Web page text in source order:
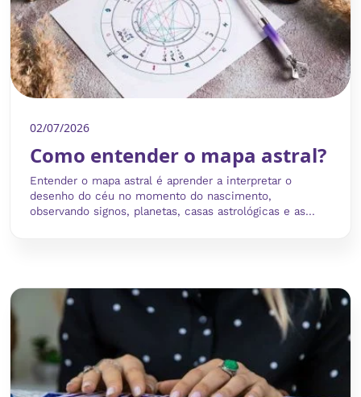
02/07/2026
Como entender o mapa astral?
Entender o mapa astral é aprender a interpretar o
desenho do céu no momento do nascimento,
observando signos, planetas, casas astrológicas e as...